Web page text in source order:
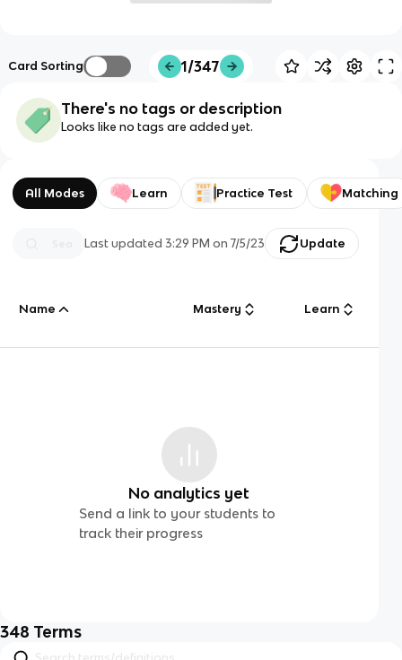
Card Sorting 1/347
There's no tags or description
Looks like no tags are added yet.
All Modes Learn Practice Test Matching
Last updated3:29 PM on 7/5/23 Update
Name Mastery Learn
No analytics yet
Send a link to your students to
track their progress
348 Terms